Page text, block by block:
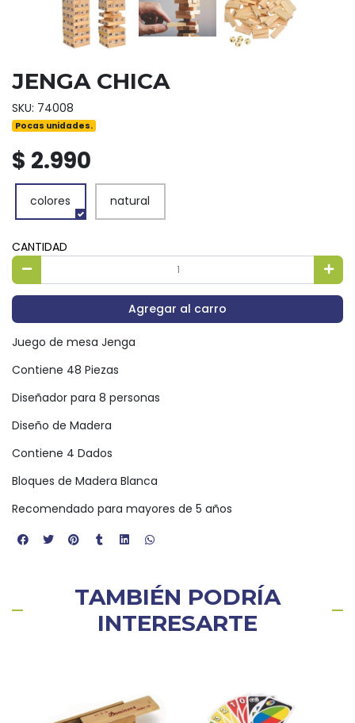
JENGA CHICA
SKU: 74008
Pocas unidades.
$ 2.990
colores natural
CANTIDAD
Agregar al carro
Juego de mesa Jenga
Contiene 48 Piezas
Diseñador para 8 personas
Diseño de Madera
Contiene 4 Dados
Bloques de Madera Blanca
Recomendado para mayores de 5 años
TAMBIÉN PODRÍA
INTERESARTE